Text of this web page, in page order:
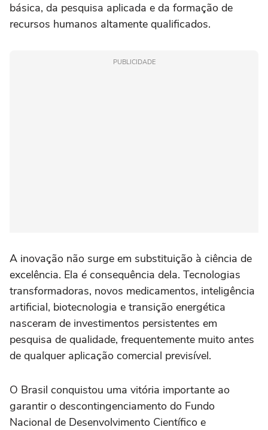
básica, da pesquisa aplicada e da formação de
recursos humanos altamente qualificados.
PUBLICIDADE
A inovação não surge em substituição à ciência de
excelência. Ela é consequência dela. Tecnologias
transformadoras, novos medicamentos, inteligência
artificial, biotecnologia e transição energética
nasceram de investimentos persistentes em
pesquisa de qualidade, frequentemente muito antes
de qualquer aplicação comercial previsível.
O Brasil conquistou uma vitória importante ao
garantir o descontingenciamento do Fundo
Nacional de Desenvolvimento Científico e